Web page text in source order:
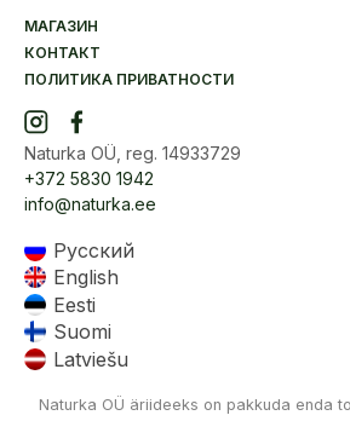
МАГАЗИН
КОНТАКТ
ПОЛИТИКА ПРИВАТНОСТИ
Naturka OÜ, reg. 14933729
+372 5830 1942
info@naturka.ee
Русский
English
Eesti
Suomi
Latviešu
Naturka OÜ äriideeks on pakkuda enda